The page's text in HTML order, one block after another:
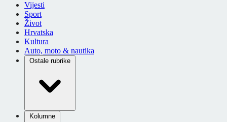
Vijesti
Sport
Život
Hrvatska
Kultura
Auto, moto & nautika
Ostale rubrike
Kolumne